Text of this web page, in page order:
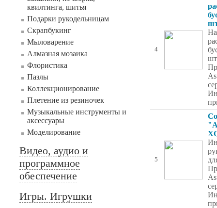
квилтинга, шитья
Подарки рукодельницам
Скрапбукинг
Мыловарение
Алмазная мозаика
Флористика
Пазлы
Коллекционирование
Плетение из резиночек
Музыкальные инструменты и
аксессуары
Моделирование
Видео, аудио и
программное
обеспечение
Игры. Игрушки
4
5